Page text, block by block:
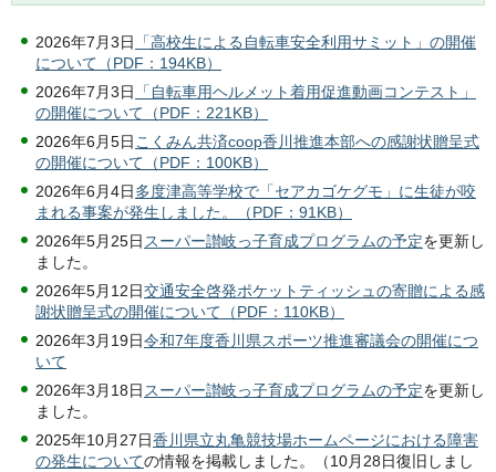
2026年7月3日
「高校生による自転車安全利用サミット」の開催
について（PDF：194KB）
2026年7月3日
「自転車用ヘルメット着用促進動画コンテスト」
の開催について（PDF：221KB）
2026年6月5日 こくみん共済coop香川推進本部への感謝状贈呈式
の開催について（PDF：100KB）
2026年6月4日多度津高等学校で「セアカゴケグモ」に生徒が咬
まれる事案が発生しました。（PDF：91KB）
2026年5月25日 スーパー讃岐っ子育成プログラムの予定を更新し
ました。
2026年5月12日交通安全啓発ポケットティッシュの寄贈による感
謝状贈呈式の開催について（PDF：110KB）
2026年3月19日令和7年度香川県スポーツ推進審議会の開催につ
いて
2026年3月18日 スーパー讃岐っ子育成プログラムの予定を更新し
ました。
2025年10月27日香川県立丸亀競技場ホームページにおける障害
の発生についての情報を掲載しました。（10月28日復旧しまし